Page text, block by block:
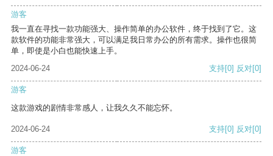
游客
我一直在寻找一款功能强大、操作简单的办公软件，终于找到了它。这
款软件的功能非常强大，可以满足我日常办公的所有需求。操作也很简
单，即使是小白也能快速上手。
2024-06-24
支持[0] 反对[0]
游客
这款游戏的剧情非常感人，让我久久不能忘怀。
2024-06-24 支持[0] 反对[0]
游客